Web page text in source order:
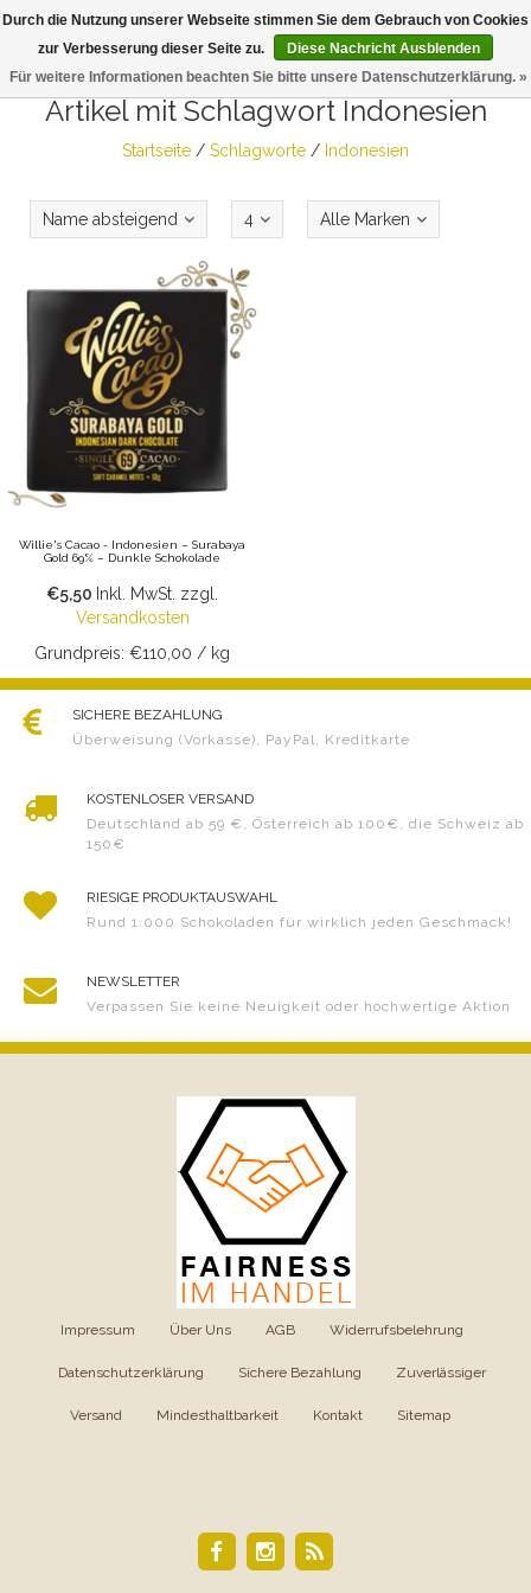
Artikel mit Schlagwort Indonesien
Startseite / Schlagworte / Indonesien
Name absteigend 4 Alle Marken
Willie's Cacao - Indonesien – Surabaya
Gold 69% – Dunkle Schokolade
€5,50 Inkl. MwSt. zzgl.
Versandkosten
Grundpreis: €110,00 / kg
SICHERE BEZAHLUNG
Überweisung (Vorkasse), PayPal, Kreditkarte
KOSTENLOSER VERSAND
Deutschland ab 59 €, Österreich ab 100€, die Schweiz ab
150€
RIESIGE PRODUKTAUSWAHL
Rund 1.000 Schokoladen für wirklich jeden Geschmack!
NEWSLETTER
Verpassen Sie keine Neuigkeit oder hochwertige Aktion
Impressum Über Uns AGB Widerrufsbelehrung
Datenschutzerklärung Sichere Bezahlung Zuverlässiger
Versand Mindesthaltbarkeit Kontakt Sitemap
Durch die Nutzung unserer Webseite stimmen Sie dem Gebrauch von Cookies
zur Verbesserung dieser Seite zu.
Diese Nachricht Ausblenden
Für weitere Informationen beachten Sie bitte unsere Datenschutzerklärung. »